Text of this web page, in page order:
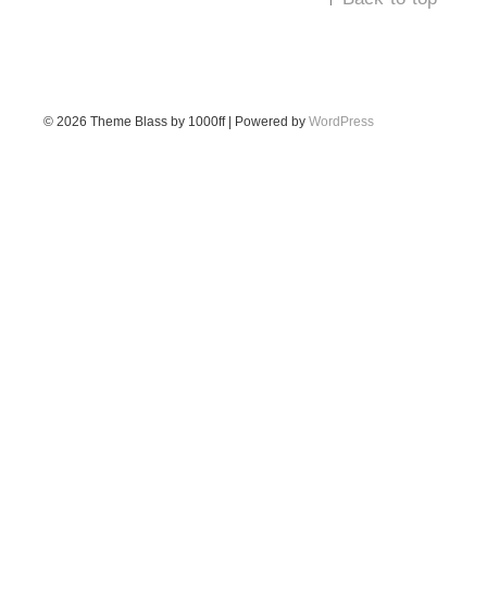
© 2026 Theme Blass by 1000ff | Powered by WordPress